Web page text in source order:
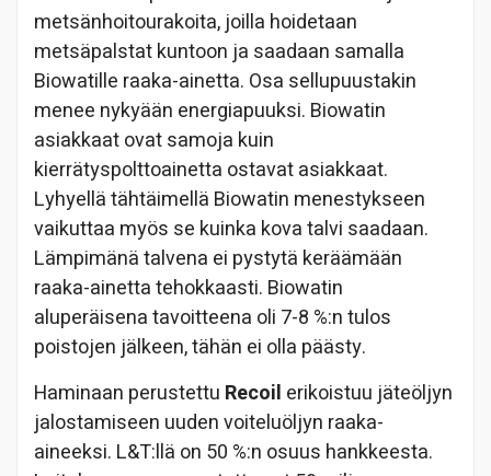
metsänhoitourakoita, joilla hoidetaan
metsäpalstat kuntoon ja saadaan samalla
Biowatille raaka-ainetta. Osa sellupuustakin
menee nykyään energiapuuksi. Biowatin
asiakkaat ovat samoja kuin
kierrätyspolttoainetta ostavat asiakkaat.
Lyhyellä tähtäimellä Biowatin menestykseen
vaikuttaa myös se kuinka kova talvi saadaan.
Lämpimänä talvena ei pystytä keräämään
raaka-ainetta tehokkaasti. Biowatin
aluperäisena tavoitteena oli 7-8 %:n tulos
poistojen jälkeen, tähän ei olla päästy.
Haminaan perustettu Recoil erikoistuu jäteöljyn
jalostamiseen uuden voiteluöljyn raaka-
aineeksi. L&T:llä on 50 %:n osuus hankkeesta.